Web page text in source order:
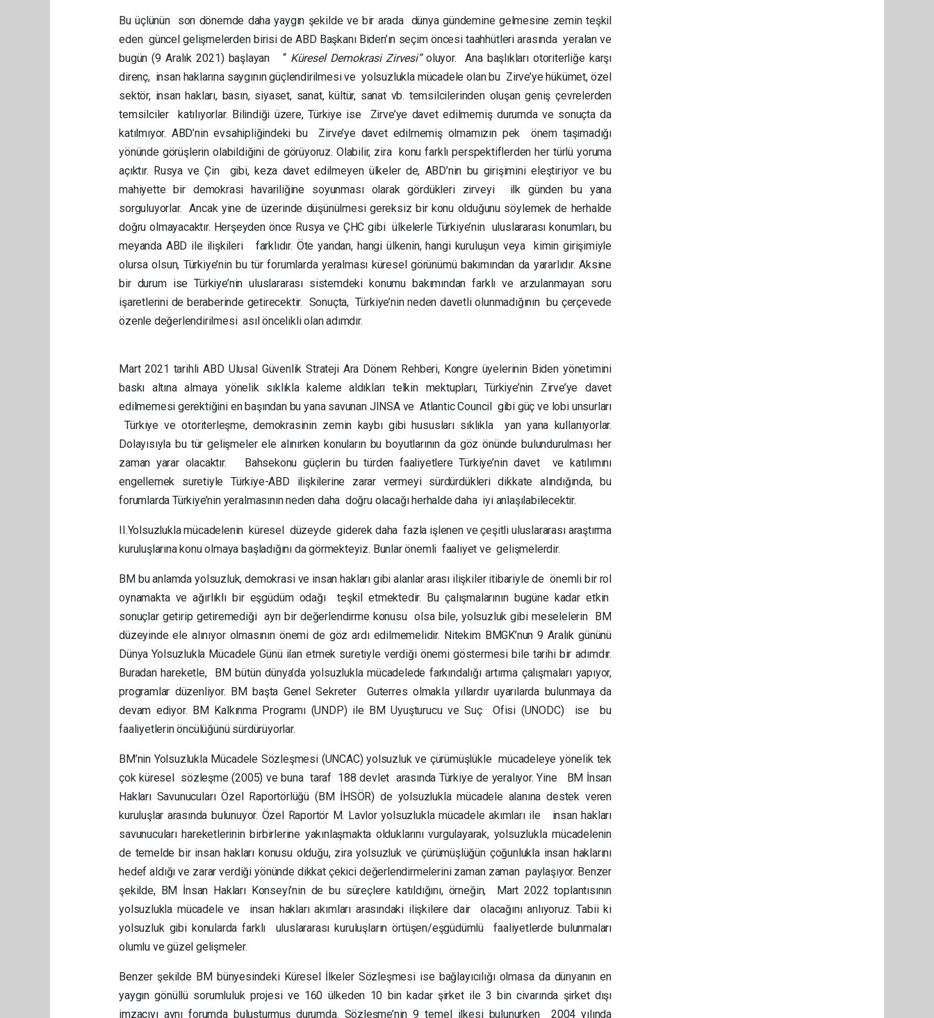
Bu üçlünün son dönemde daha yaygın şekilde ve bir arada dünya gündemine gelmesine zemin teşkil
eden güncel gelişmelerden birisi de ABD Başkanı Biden’ın seçim öncesi taahhütleri arasında yeralan ve
bugün (9 Aralık 2021) başlayan “ Küresel Demokrasi Zirvesi” oluyor. Ana başlıkları otoriterliğe karşı
direnç, insan haklarına saygının güçlendirilmesi ve yolsuzlukla mücadele olan bu Zirve’ye hükümet, özel
sektör, insan hakları, basın, siyaset, sanat, kültür, sanat vb. temsilcilerinden oluşan geniş çevrelerden
temsilciler katılıyorlar. Bilindiği üzere, Türkiye ise Zirve’ye davet edilmemiş durumda ve sonuçta da
katılmıyor. ABD’nin evsahipliğindeki bu Zirve’ye davet edilmemiş olmamızın pek önem taşımadığı
yönünde görüşlerin olabildiğini de görüyoruz. Olabilir, zira konu farklı perspektiflerden her türlü yoruma
açıktır. Rusya ve Çin gibi, keza davet edilmeyen ülkeler de, ABD’nin bu girişimini eleştiriyor ve bu
mahiyette bir demokrasi havariliğine soyunması olarak gördükleri zirveyi ilk günden bu yana
sorguluyorlar. Ancak yine de üzerinde düşünülmesi gereksiz bir konu olduğunu söylemek de herhalde
doğru olmayacaktır. Herşeyden önce Rusya ve ÇHC gibi ülkelerle Türkiye’nin uluslararası konumları, bu
meyanda ABD ile ilişkileri farklıdır. Öte yandan, hangi ülkenin, hangi kuruluşun veya kimin girişimiyle
olursa olsun, Türkiye’nin bu tür forumlarda yeralması küresel görünümü bakımından da yararlıdır. Aksine
bir durum ise Türkiye’nin uluslararası sistemdeki konumu bakımından farklı ve arzulanmayan soru
işaretlerini de beraberinde getirecektir. Sonuçta, Türkiye’nin neden davetli olunmadığının bu çerçevede
özenle değerlendirilmesi asıl öncelikli olan adımdır.
Mart 2021 tarihli ABD Ulusal Güvenlik Strateji Ara Dönem Rehberi, Kongre üyelerinin Biden yönetimini
baskı altına almaya yönelik sıklıkla kaleme aldıkları telkin mektupları, Türkiye’nin Zirve’ye davet
edilmemesi gerektiğini en başından bu yana savunan JINSA ve Atlantic Council gibi güç ve lobi unsurları
Türkiye ve otoriterleşme, demokrasinin zemin kaybı gibi hususları sıklıkla yan yana kullanıyorlar.
Dolayısıyla bu tür gelişmeler ele alınırken konuların bu boyutlarının da göz önünde bulundurulması her
zaman yarar olacaktır. Bahsekonu güçlerin bu türden faaliyetlere Türkiye’nin davet ve katılımını
engellemek suretiyle Türkiye-ABD ilişkilerine zarar vermeyi sürdürdükleri dikkate alındığında, bu
forumlarda Türkiye’nin yeralmasının neden daha doğru olacağı herhalde daha iyi anlaşılabilecektir.
II.Yolsuzlukla mücadelenin küresel düzeyde giderek daha fazla işlenen ve çeşitli uluslararası araştırma
kuruluşlarına konu olmaya başladığını da görmekteyiz. Bunlar önemli faaliyet ve gelişmelerdir.
BM bu anlamda yolsuzluk, demokrasi ve insan hakları gibi alanlar arası ilişkiler itibariyle de önemli bir rol
oynamakta ve ağırlıklı bir eşgüdüm odağı teşkil etmektedir. Bu çalışmalarının bugüne kadar etkin
sonuçlar getirip getiremediği ayrı bir değerlendirme konusu olsa bile, yolsuzluk gibi meselelerin BM
düzeyinde ele alınıyor olmasının önemi de göz ardı edilmemelidir. Nitekim BMGK’nun 9 Aralık gününü
Dünya Yolsuzlukla Mücadele Günü ilan etmek suretiyle verdiği önemi göstermesi bile tarihi bir adımdır.
Buradan hareketle, BM bütün dünya’da yolsuzlukla mücadelede farkındalığı artırma çalışmaları yapıyor,
programlar düzenliyor. BM başta Genel Sekreter Guterres olmakla yıllardır uyarılarda bulunmaya da
devam ediyor. BM Kalkınma Programı (UNDP) ile BM Uyuşturucu ve Suç Ofisi (UNODC) ise bu
faaliyetlerin öncülüğünü sürdürüyorlar.
BM’nin Yolsuzlukla Mücadele Sözleşmesi (UNCAC) yolsuzluk ve çürümüşlükle mücadeleye yönelik tek
çok küresel sözleşme (2005) ve buna taraf 188 devlet arasında Türkiye de yeralıyor. Yine BM İnsan
Hakları Savunucuları Özel Raportörlüğü (BM İHSÖR) de yolsuzlukla mücadele alanına destek veren
kuruluşlar arasında bulunuyor. Özel Raportör M. Lavlor yolsuzlukla mücadele akımları ile insan hakları
savunucuları hareketlerinin birbirlerine yakınlaşmakta olduklarını vurgulayarak, yolsuzlukla mücadelenin
de temelde bir insan hakları konusu olduğu, zira yolsuzluk ve çürümüşlüğün çoğunlukla insan haklarını
hedef aldığı ve zarar verdiği yönünde dikkat çekici değerlendirmelerini zaman zaman paylaşıyor. Benzer
şekilde, BM İnsan Hakları Konseyi’nin de bu süreçlere katıldığını, örneğin, Mart 2022 toplantısının
yolsuzlukla mücadele ve insan hakları akımları arasındaki ilişkilere dair olacağını anlıyoruz. Tabii ki
yolsuzluk gibi konularda farklı uluslararası kuruluşların örtüşen/eşgüdümlü faaliyetlerde bulunmaları
olumlu ve güzel gelişmeler.
Benzer şekilde BM bünyesindeki Küresel İlkeler Sözleşmesi ise bağlayıcılığı olmasa da dünyanın en
yaygın gönüllü sorumluluk projesi ve 160 ülkeden 10 bin kadar şirket ile 3 bin civarında şirket dışı
imzacıyı aynı forumda buluşturmuş durumda. Sözleşme’nin 9 temel ilkesi bulunurken 2004 yılında